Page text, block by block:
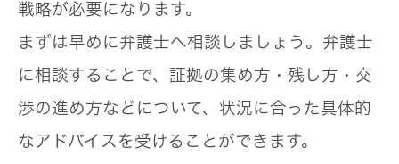
戦略が必要になります。
まずは早めに弁護士へ相談しましょう。弁護士
に相談することで、 証拠の集め方・残し方・交
渉の進め方などについて、状況に合った具体的
なアドバイス を受けることができます。